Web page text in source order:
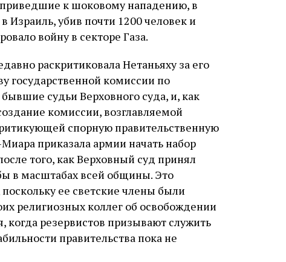
приведшие к шоковому нападению, в
Израиль, убив почти 1200 человек и
войну в секторе Газа.
раскритиковала Нетаньяху за его
государственной комиссии по
судьи Верховного суда, и, как
комиссии, возглавляемой
спорную правительственную
приказала армии начать набор
того, как Верховный суд принял
в масштабах всей общины. Это
ее светские члены были
религиозных коллег об освобождении
резервистов призывают служить
правительства пока не